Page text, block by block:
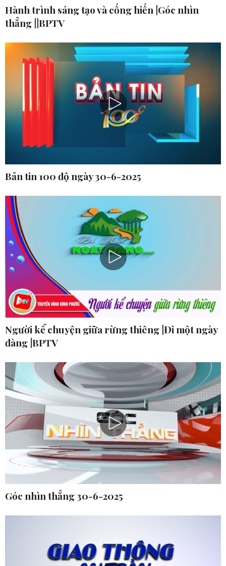
Hành trình sáng tạo và cống hiến |Góc nhìn
thẳng ||BPTV
Bản tin 100 độ ngày 30-6-2025
Người kể chuyện giữa rừng thiêng |Đi một ngày
đàng |BPTV
Góc nhìn thẳng 30-6-2025